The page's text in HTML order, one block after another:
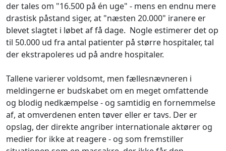
der tales om "16.500 på én uge" - mens en endnu mere
drastisk påstand siger, at "næsten 20.000" iranere er
blevet slagtet i løbet af få dage. Nogle estimerer det op
til 50.000 ud fra antal patienter på større hospitaler, tal
der ekstrapoleres ud på andre hospitaler.
Tallene varierer voldsomt, men fællesnævneren i
meldingerne er budskabet om en meget omfattende
og blodig nedkæmpelse - og samtidig en fornemmelse
af, at omverdenen enten tøver eller er tavs. Der er
opslag, der direkte angriber internationale aktører og
medier for ikke at reagere - og som fremstiller